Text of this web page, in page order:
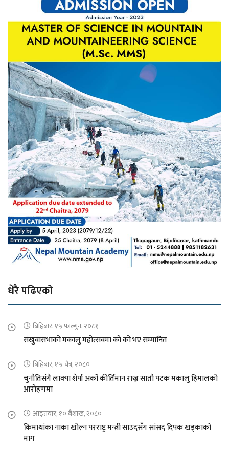
धेरै पढिएको
बिहिबार, १५ फाल्गुन, २०८१
संखुवासभाको मकालु महोत्सवमा को को भए सम्मानित
बिहिबार, १५ चैत्र, २०८०
चुनौतिसंगै लाक्पा शेर्पा अर्को कीर्तिमान राख्न सातौ पटक मकालु हिमालको
आरोहणमा
आइतवार, १० बैशाख, २०८०
किमाथांका नाका खोल्न परराष्ट्र मन्त्री साउदसँग सांसद दिपक खड्काको
माग